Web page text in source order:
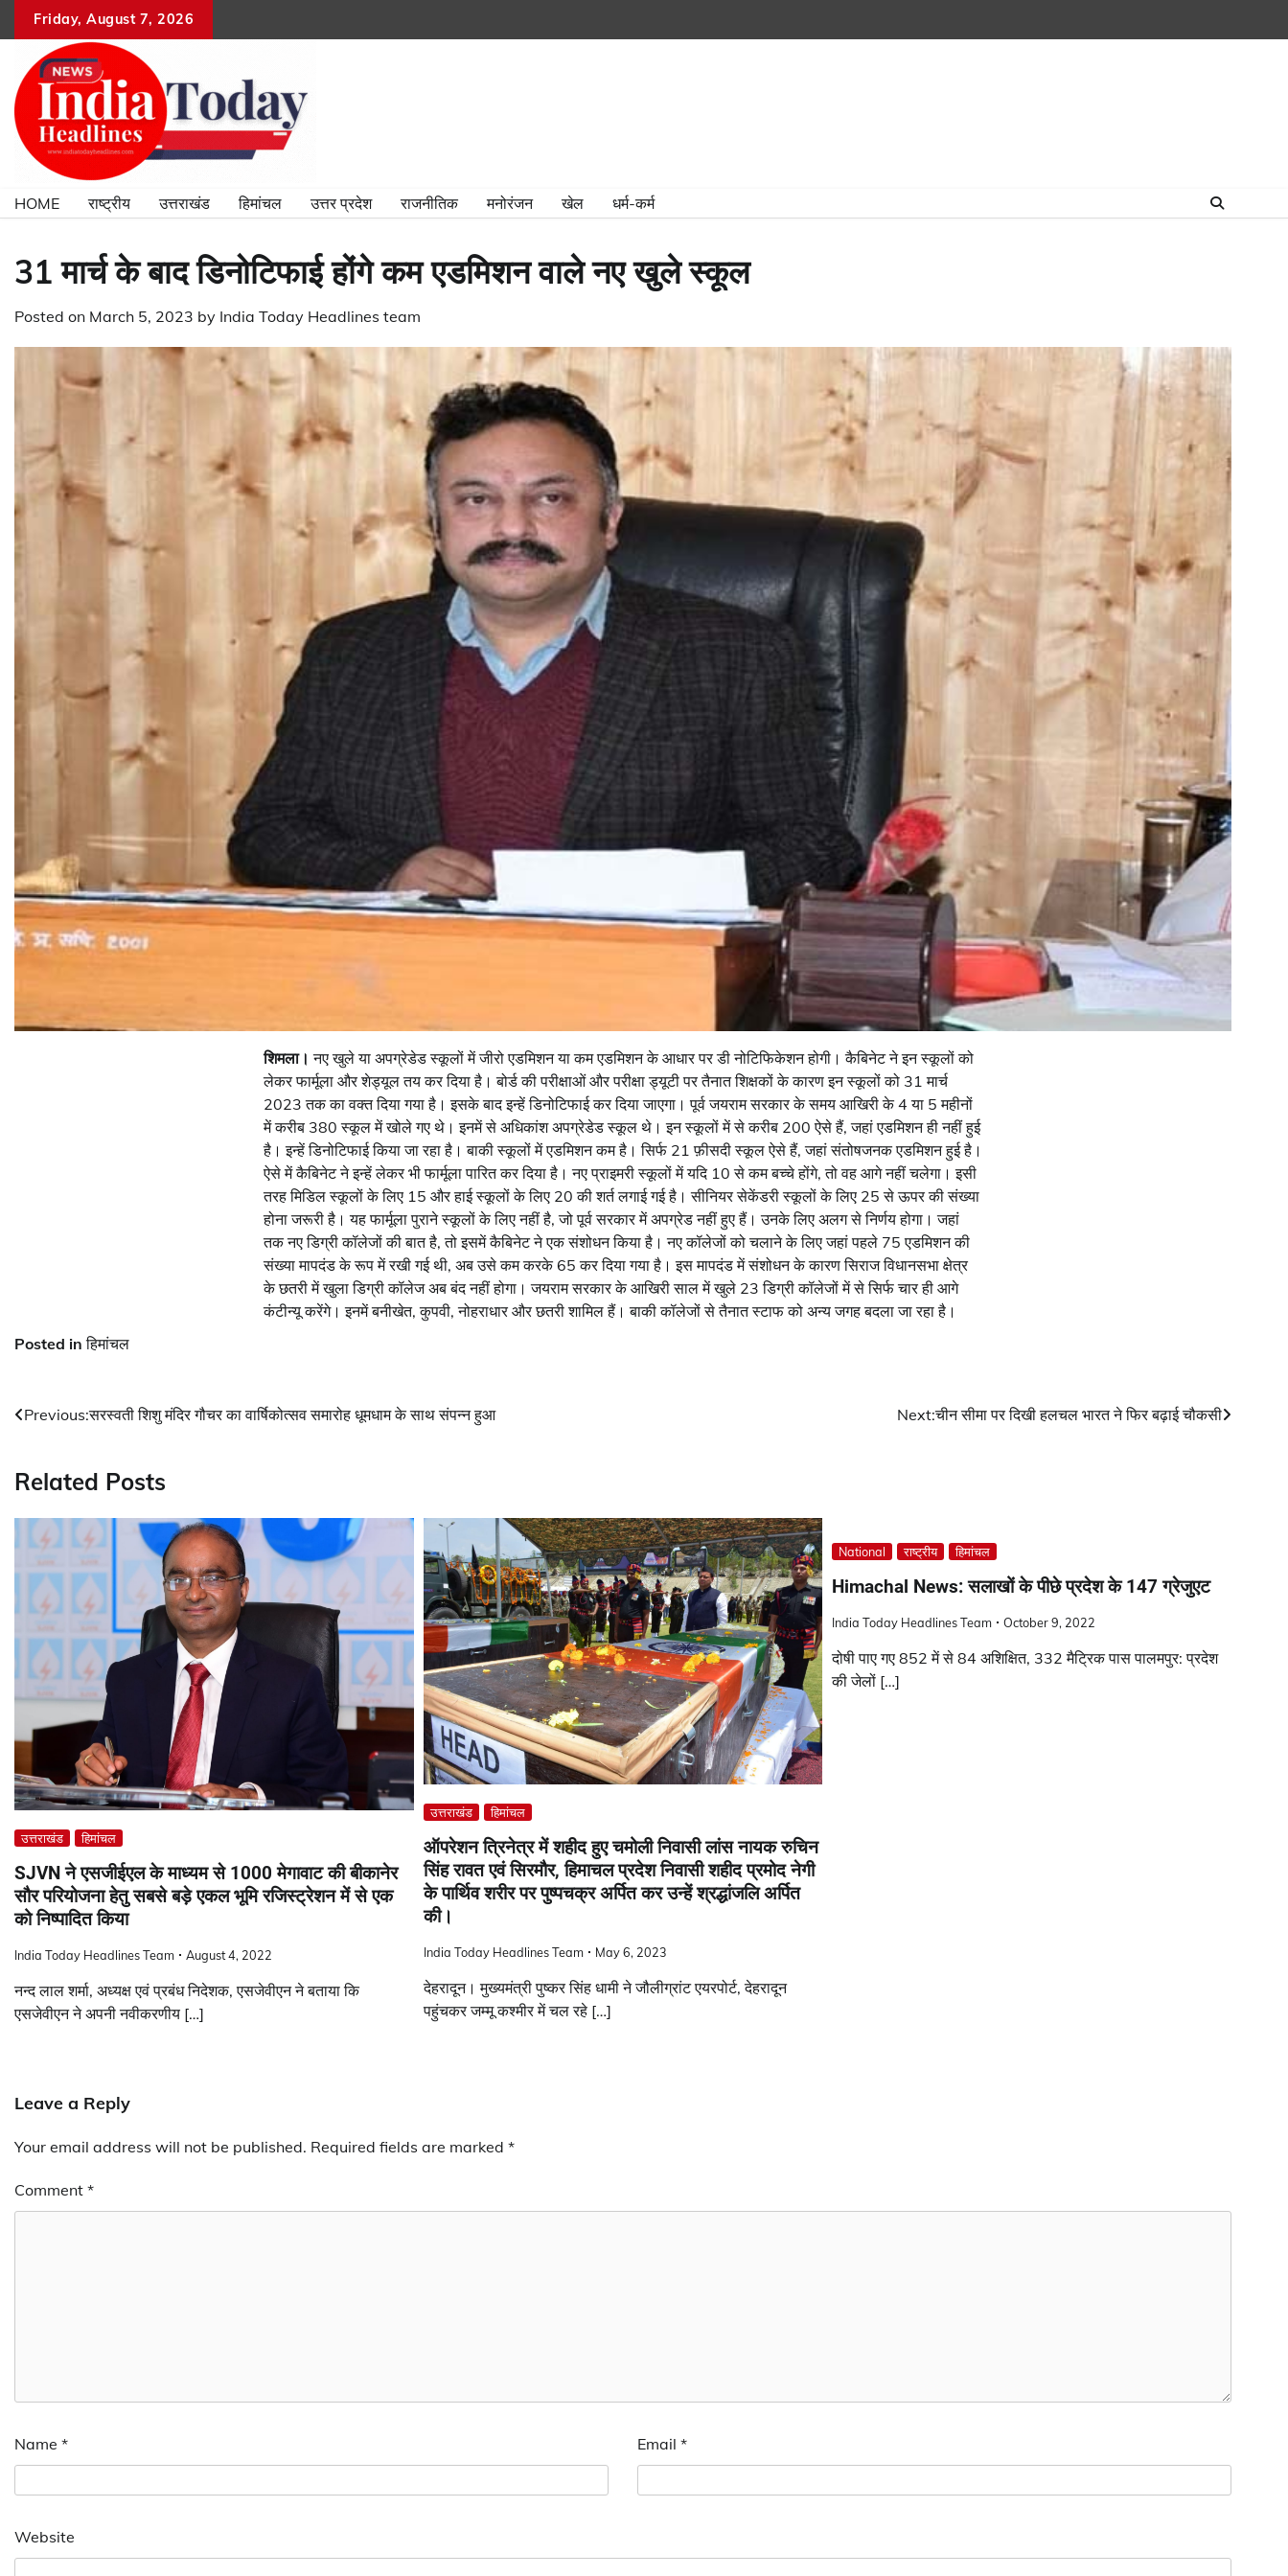
content
Friday, August 7, 2026
HOME राष्ट्रीय उत्तराखंड हिमांचल उत्तर प्रदेश राजनीतिक मनोरंजन खेल धर्म-कर्म
31 मार्च के बाद डिनोटिफाई होंगे कम एडमिशन वाले नए खुले स्कूल
Posted on March 5, 2023 by India Today Headlines team
शिमला। नए खुले या अपग्रेडेड स्कूलों में जीरो एडमिशन या कम एडमिशन के आधार पर डी नोटिफिकेशन होगी। कैबिनेट ने इन स्कूलों को
लेकर फार्मूला और शेड्यूल तय कर दिया है। बोर्ड की परीक्षाओं और परीक्षा ड्यूटी पर तैनात शिक्षकों के कारण इन स्कूलों को 31 मार्च
2023 तक का वक्त दिया गया है। इसके बाद इन्हें डिनोटिफाई कर दिया जाएगा। पूर्व जयराम सरकार के समय आखिरी के 4 या 5 महीनों
में करीब 380 स्कूल में खोले गए थे। इनमें से अधिकांश अपग्रेडेड स्कूल थे। इन स्कूलों में से करीब 200 ऐसे हैं, जहां एडमिशन ही नहीं हुई
है। इन्हें डिनोटिफाई किया जा रहा है। बाकी स्कूलों में एडमिशन कम है। सिर्फ 21 फ़ीसदी स्कूल ऐसे हैं, जहां संतोषजनक एडमिशन हुई है।
ऐसे में कैबिनेट ने इन्हें लेकर भी फार्मूला पारित कर दिया है। नए प्राइमरी स्कूलों में यदि 10 से कम बच्चे होंगे, तो वह आगे नहीं चलेगा। इसी
तरह मिडिल स्कूलों के लिए 15 और हाई स्कूलों के लिए 20 की शर्त लगाई गई है। सीनियर सेकेंडरी स्कूलों के लिए 25 से ऊपर की संख्या
होना जरूरी है। यह फार्मूला पुराने स्कूलों के लिए नहीं है, जो पूर्व सरकार में अपग्रेड नहीं हुए हैं। उनके लिए अलग से निर्णय होगा। जहां
तक नए डिग्री कॉलेजों की बात है, तो इसमें कैबिनेट ने एक संशोधन किया है। नए कॉलेजों को चलाने के लिए जहां पहले 75 एडमिशन की
संख्या मापदंड के रूप में रखी गई थी, अब उसे कम करके 65 कर दिया गया है। इस मापदंड में संशोधन के कारण सिराज विधानसभा क्षेत्र
के छतरी में खुला डिग्री कॉलेज अब बंद नहीं होगा। जयराम सरकार के आखिरी साल में खुले 23 डिग्री कॉलेजों में से सिर्फ चार ही आगे
कंटीन्यू करेंगे। इनमें बनीखेत, कुपवी, नोहराधार और छतरी शामिल हैं। बाकी कॉलेजों से तैनात स्टाफ को अन्य जगह बदला जा रहा है।
Posted inहिमांचल
Post
Previous:सरस्वती शिशु मंदिर गौचर का वार्षिकोत्सव समारोह धूमधाम के साथ संपन्न हुआ Next:चीन सीमा पर दिखी हलचल भारत ने फिर बढ़ाई चौकसी
Related Posts
उत्तराखंड हिमांचल
SJVN ने एसजीईएल के माध्यम से 1000 मेगावाट की बीकानेर
सौर परियोजना हेतु सबसे बड़े एकल भूमि रजिस्ट्रेशन में से एक
को निष्पादित किया
India Today Headlines Team August 4, 2022
नन्द लाल शर्मा, अध्यक्ष एवं प्रबंध निदेशक, एसजेवीएन ने बताया कि
एसजेवीएन ने अपनी नवीकरणीय […]
उत्तराखंड हिमांचल
ऑपरेशन त्रिनेत्र में शहीद हुए चमोली निवासी लांस नायक रुचिन
सिंह रावत एवं सिरमौर, हिमाचल प्रदेश निवासी शहीद प्रमोद नेगी
के पार्थिव शरीर पर पुष्पचक्र अर्पित कर उन्हें श्रद्धांजलि अर्पित
की।
India Today Headlines Team May 6, 2023
देहरादून। मुख्यमंत्री पुष्कर सिंह धामी ने जौलीग्रांट एयरपोर्ट, देहरादून
पहुंचकर जम्मू कश्मीर में चल रहे […]
National राष्ट्रीय हिमांचल
Himachal News: सलाखों के पीछे प्रदेश के 147 ग्रेजुएट
India Today Headlines Team October 9, 2022
दोषी पाए गए 852 में से 84 अशिक्षित, 332 मैट्रिक पास पालमपुर: प्रदेश
की जेलों […]
Leave a Reply
Your email address will not be published. Required fields are marked *
Comment *
Name * Email *
Website